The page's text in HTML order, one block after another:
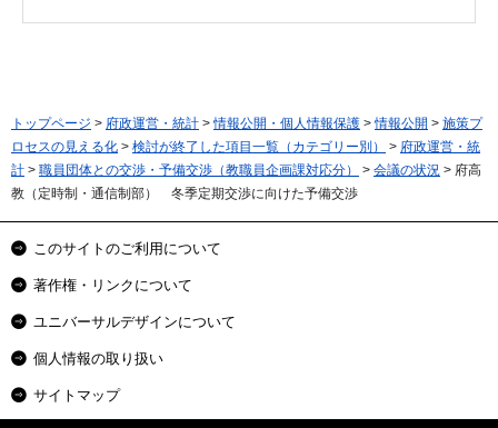
トップページ > 府政運営・統計 >情報公開・個人情報保護 >情報公開 > 施策プ
ロセスの見える化 > 検討が終了した項目一覧（カテゴリー別） > 府政運営・統
計 > 職員団体との交渉・予備交渉（教職員企画課対応分） > 会議の状況 > 府高
教（定時制・通信制部） 冬季定期交渉に向けた予備交渉
このサイトのご利用について
著作権・リンクについて
ユニバーサルデザインについて
個人情報の取り扱い
サイトマップ